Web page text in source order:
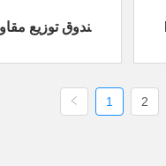
صندوق توزيع
12Ways
1 2